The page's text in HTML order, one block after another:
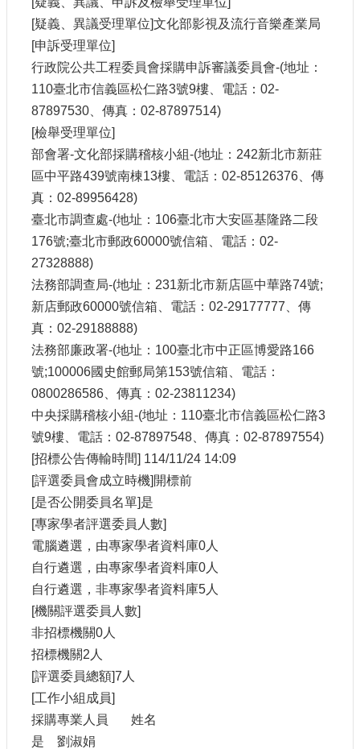
[疑義、異議受理單位]文化部影視及流行音樂產業局
[申訴受理單位]
行政院公共工程委員會採購申訴審議委員會-(地址：
110臺北市信義區松仁路3號9樓、電話：02-
87897530、傳真：02-87897514)
[檢舉受理單位]
部會署-文化部採購稽核小組-(地址：242新北市新莊
區中平路439號南棟13樓、電話：02-85126376、傳
真：02-89956428)
臺北市調查處-(地址：106臺北市大安區基隆路二段
176號;臺北市郵政60000號信箱、電話：02-
27328888)
法務部調查局-(地址：231新北市新店區中華路74號;
新店郵政60000號信箱、電話：02-29177777、傳
真：02-29188888)
法務部廉政署-(地址：100臺北市中正區博愛路166
號;100006國史館郵局第153號信箱、電話：
0800286586、傳真：02-23811234)
中央採購稽核小組-(地址：110臺北市信義區松仁路3
號9樓、電話：02-87897548、傳真：02-87897554)
[招標公告傳輸時間] 114/11/24 14:09
[評選委員會成立時機]開標前
[是否公開委員名單]是
[專家學者評選委員人數]
電腦遴選，由專家學者資料庫0人
自行遴選，由專家學者資料庫0人
自行遴選，非專家學者資料庫5人
[機關評選委員人數]
非招標機關0人
招標機關2人
[評選委員總額]7人
[工作小組成員]
採購專業人員
姓名
是
劉淑娟